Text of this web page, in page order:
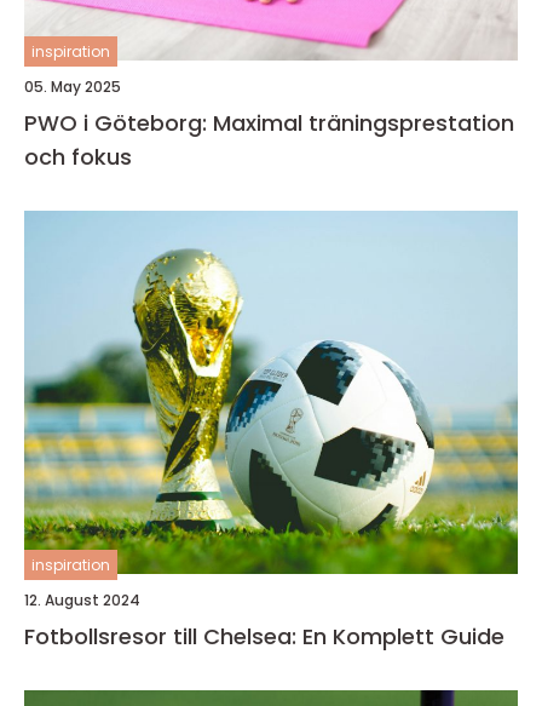
inspiration
05. May 2025
PWO i Göteborg: Maximal träningsprestation
och fokus
inspiration
12. August 2024
Fotbollsresor till Chelsea: En Komplett Guide